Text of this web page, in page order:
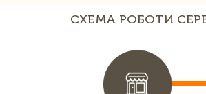
СХЕМА РОБОТИ